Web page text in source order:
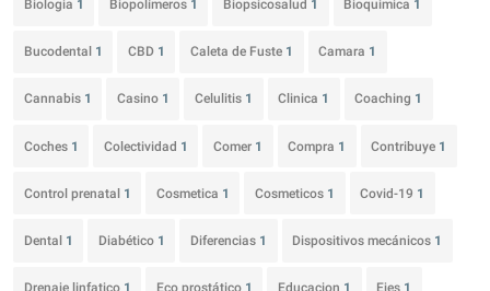
Biologia 1 Biopolímeros 1 Biopsicosalud 1 Bioquimica 1
Bucodental 1 CBD 1 Caleta de Fuste 1 Camara 1
Cannabis 1 Casino 1 Celulitis 1 Clinica 1 Coaching 1
Coches 1 Colectividad 1 Comer 1 Compra 1 Contribuye 1
Control prenatal 1 Cosmetica 1 Cosmeticos 1 Covid-19 1
Dental 1 Diabético 1 Diferencias 1 Dispositivos mecánicos 1
Drenaje linfatico 1 Eco prostático 1 Educacion 1 Ejes 1